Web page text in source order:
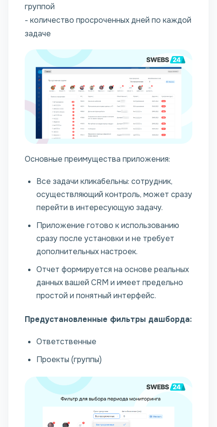
группой
- количество просроченных дней по каждой
задаче
Основные преимущества приложения:
Все задачи кликабельны: сотрудник,
осуществляющий контроль, может сразу
перейти в интересующую задачу.
Приложение готово к использованию
сразу после установки и не требует
дополнительных настроек.
Отчет формируется на основе реальных
данных вашей CRM и имеет предельно
простой и понятный интерфейс.
Предустановленные фильтры дашборда:
Ответственные
Проекты (группы)